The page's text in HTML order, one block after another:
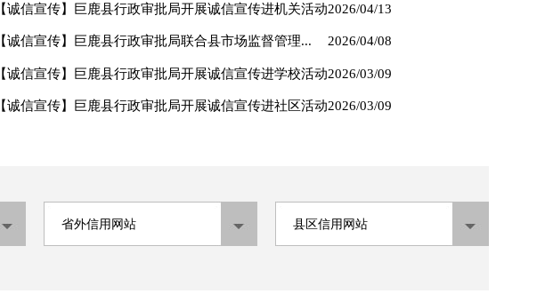
【诚信宣传】巨鹿县行政审批局开展诚信宣传进机关活动2026/04/13
【诚信宣传】巨鹿县行政审批局联合县市场监督管理... 2026/04/08
【诚信宣传】巨鹿县行政审批局开展诚信宣传进学校活动2026/03/09
【诚信宣传】巨鹿县行政审批局开展诚信宣传进社区活动2026/03/09